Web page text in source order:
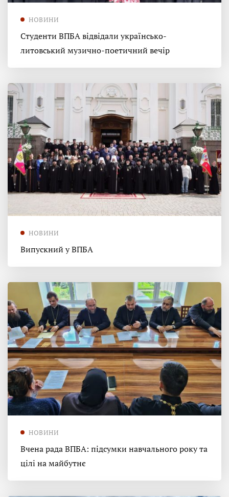
НОВИНИ
Студенти ВПБА відвідали українсько-
литовський музично-поетичний вечір
НОВИНИ
Випускний у ВПБА
НОВИНИ
Вчена рада ВПБА: підсумки навчального року та
цілі на майбутнє